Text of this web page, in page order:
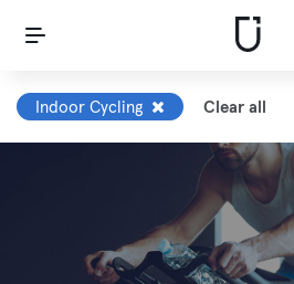
Indoor Cycling Clear all